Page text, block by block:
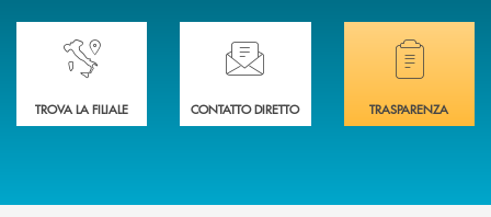
Accedi all' elenco completo delle nostre&nbsp; filiali .
TROVA LA FILIALE
Ti serve assistenza immediata? Contattaci!
CONTATTO DIRETTO
Hai bisogno di
TRASPARENZA